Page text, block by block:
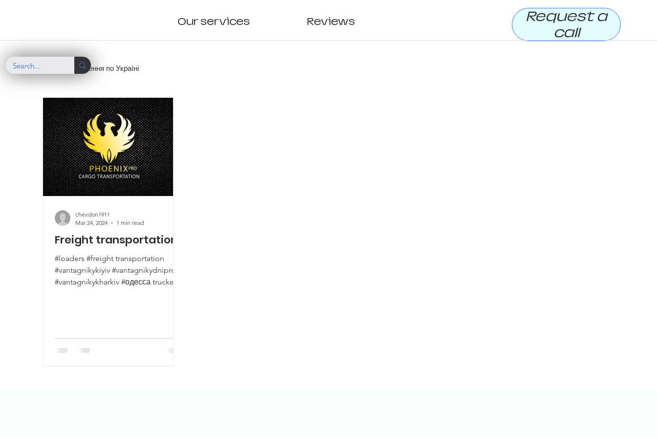
Our services Reviews
Request a
call
Вантажоперевезення по Україні
Freight transportation
#loaders #freight transportation
#vantagnikykiyiv #vantagnikydnipro
#vantagnikykharkiv #одесса truckers
chevdon1911
Mar 24, 2024
1 min read